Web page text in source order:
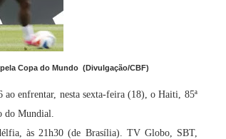
Copa do Mundo (Divulgação/CBF)
enfrentar, nesta sexta-feira (18), o Haiti, 85ª
do Mundial.
às 21h30 (de Brasília). TV Globo, SBT,